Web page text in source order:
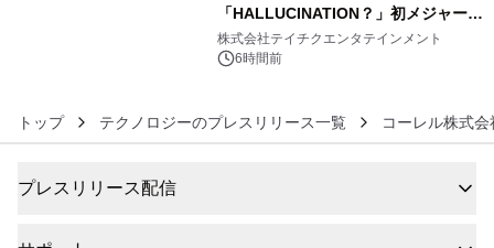
「HALLUCINATION？」初メジャー配
信リリース決定！
株式会社テイチクエンタテインメント
6時間前
トップ テクノロジーのプレスリリース一覧 コーレル株式会
プレスリリース配信